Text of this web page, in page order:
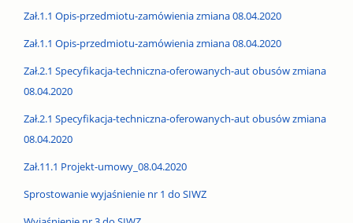
Zał.1.1 Opis-przedmiotu-zamówienia zmiana 08.04.2020
Zał.1.1 Opis-przedmiotu-zamówienia zmiana 08.04.2020
Zał.2.1 Specyfikacja-techniczna-oferowanych-aut obusów zmiana
08.04.2020
Zał.2.1 Specyfikacja-techniczna-oferowanych-aut obusów zmiana
08.04.2020
Zał.11.1 Projekt-umowy_08.04.2020
Sprostowanie wyjaśnienie nr 1 do SIWZ